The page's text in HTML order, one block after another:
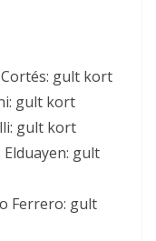
Cortés: gult kort
gult kort
gult kort
Elduayen: gult
Ferrero: gult